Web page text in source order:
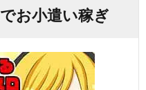
お小遣い稼ぎ